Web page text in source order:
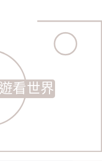
看世界